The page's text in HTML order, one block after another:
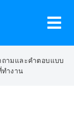
ามและคำตอบแบบ
ำงาน